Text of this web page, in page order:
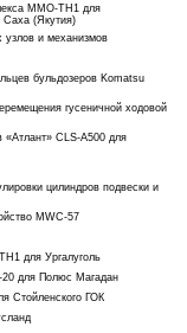
MMO-TH1 для
Саха (Якутия)
узлов и механизмов
бульдозеров Komatsu
гусеничной ходовой
«Атлант» CLS-А500 для
цилиндров подвески и
MWC-57
для Ургалуголь
для Полюс Магадан
Стойленского ГОК